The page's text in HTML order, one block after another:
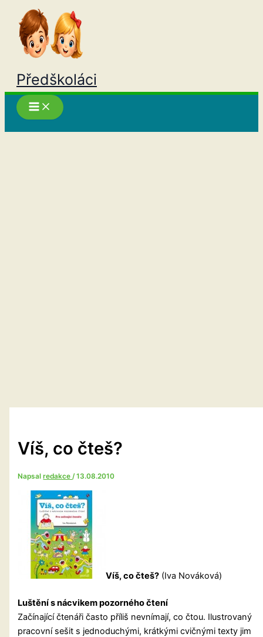
Přeskočit
obsah
Předškoláci
Víš, co čteš?
Napsalredakce/13.08.2010
Víš, co čteš? (Iva Nováková)
Luštění s nácvikem pozorného čtení
Začínající čtenáři často příliš nevnímají, co čtou. Ilustrovaný
pracovní sešit s jednoduchými, krátkými cvičnými texty jim